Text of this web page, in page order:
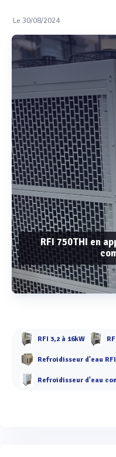
Le 30/08/2024
RFI 750THI en
RFI 3,2 à 16kW
Refroidisseur d'eau RFI
Refroidisseur d'eau